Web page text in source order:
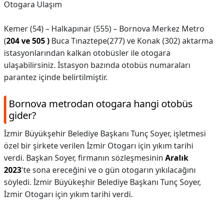
Otogara Ulaşım
Kemer (54) – Halkapınar (555) – Bornova Merkez Metro
(204 ve 505 ) Buca Tınaztepe(277) ve Konak (302) aktarma
istasyonlarından kalkan otobüsler ile otogara
ulaşabilirsiniz. İstasyon bazında otobüs numaraları
parantez içinde belirtilmiştir.
Bornova metrodan otogara hangi otobüs
gider?
İzmir Büyükşehir Belediye Başkanı Tunç Soyer, işletmesi
özel bir şirkete verilen İzmir Otogarı için yıkım tarihi
verdi. Başkan Soyer, firmanın sözleşmesinin Aralık
2023'te sona ereceğini ve o gün otogarın yıkılacağını
söyledi. İzmir Büyükeşhir Belediye Başkanı Tunç Soyer,
İzmir Otogarı için yıkım tarihi verdi.